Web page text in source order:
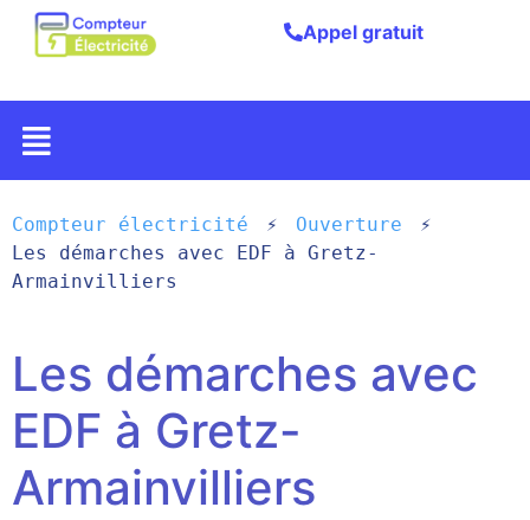
Appel gratuit
Compteur électricité
Ouverture
Les démarches avec EDF à Gretz-
Armainvilliers
Les démarches avec
EDF à Gretz-
Armainvilliers